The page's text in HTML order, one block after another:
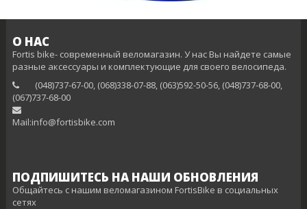
О НАС
Fortis bike- современный веломагазин. У нас Вы найдете самые
разные аксессуары и комплектующие для своего велосипеда.
(048)737-67-00, (068)338-07-88, (063)592-50-56, (048)737-68-00,
(‎067)737-68-00
Mail:info@fortisbike.com
ПОДПИШИТЕСЬ НА НАШИ ОБНОВЛЕНИЯ
Общайтесь с нашим веломагазином FortisBike в социальных
сетях